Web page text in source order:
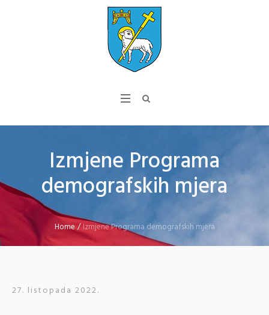
Izmjene Programa
demografskih mjera
Home /Izmjene Programa demografskih mjera
27. listopada 2022.